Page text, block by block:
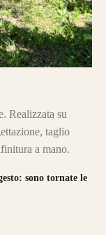
Realizzata su
taglio
a mano.
sono tornate le